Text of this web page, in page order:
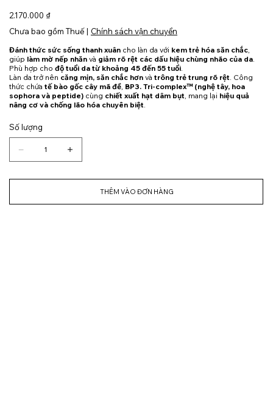
Giá
2.170.000 ₫
Chưa bao gồm Thuế | Chính sách vận chuyển
Đánh thức sức sống thanh xuân cho làn da với kem trẻ hóa săn chắc
giúp làm mờ nếp nhăn và giảm rõ rệt các dấu hiệu chùng nhão của da
Phù hợp cho độ tuổi da từ khoảng 45 đến 55 tuổi
Làn da trở nên căng mịn, săn chắc hơn và trông trẻ trung rõ rệt . Công
thức chứa tế bào gốc cây mã đề BP3. Tri-complex™ (nghệ tây, hoa
sophora và peptide) cùng chiết xuất hạt dâm bụt , mang lại hiệu quả
nâng cơ và chống lão hóa chuyên biệt
Số lượng
THÊM VÀO ĐƠN HÀNG